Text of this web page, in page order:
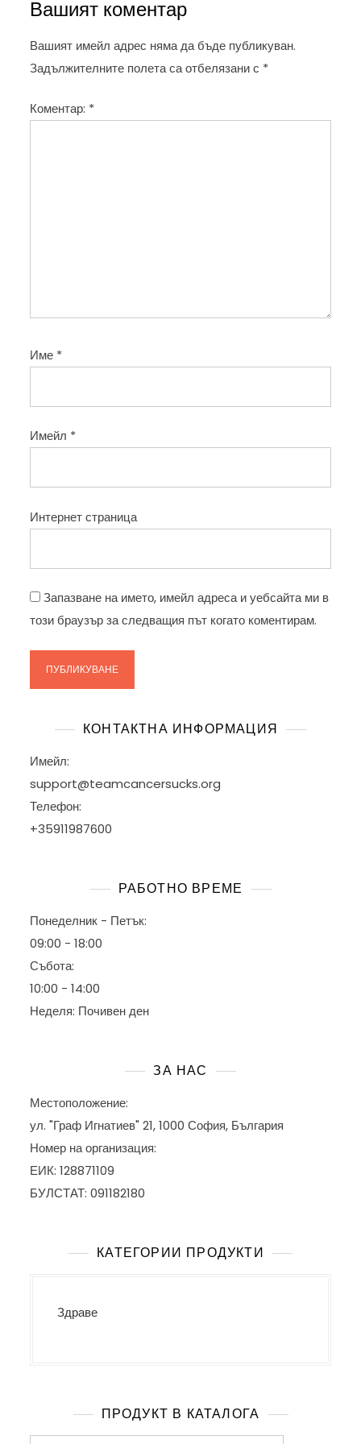
г
а
ц
я
Вашият коментар
Вашият имейл адрес няма да бъде публикуван.
Задължителните полета са отбелязани с *
Коментар: *
Име *
Имейл *
Интернет страница
Запазване на името, имейл адреса и уебсайта ми в
този браузър за следващия път когато коментирам.
КОНТАКТНА ИНФОРМАЦИЯ
Имейл:
support@teamcancersucks.org
Телефон:
+35911987600
РАБОТНО ВРЕМЕ
Понеделник - Петък:
09:00 - 18:00
Събота:
10:00 - 14:00
Неделя: Почивен ден
ЗА НАС
Местоположение:
ул. "Граф Игнатиев" 21, 1000 София, България
Номер на организация:
ЕИК: 128871109
БУЛСТАТ: 091182180
КАТЕГОРИИ ПРОДУКТИ
Здраве
ПРОДУКТ В КАТАЛОГА